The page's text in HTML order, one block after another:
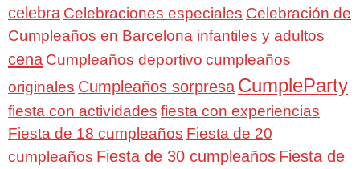
celebra Celebraciones especiales Celebración de
Cumpleaños en Barcelona infantiles y adultos
cena Cumpleaños deportivo cumpleaños
originales Cumpleaños sorpresa CumpleParty
fiesta con actividades fiesta con experiencias
Fiesta de 18 cumpleaños Fiesta de 20
cumpleaños Fiesta de 30 cumpleaños Fiesta de